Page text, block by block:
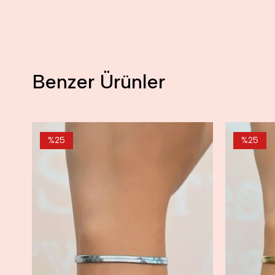
Benzer Ürünler
%25 %25